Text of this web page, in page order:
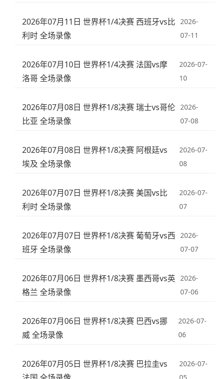
2026年07月11日 世界杯1/4决赛 西班牙vs比
利时 全场录像
2026-
07-11
2026年07月10日 世界杯1/4决赛 法国vs摩
洛哥 全场录像
2026-07-
10
2026年07月08日 世界杯1/8决赛 瑞士vs哥伦
比亚 全场录像
2026-
07-08
2026年07月08日 世界杯1/8决赛 阿根廷vs
埃及 全场录像
2026-07-
08
2026年07月07日 世界杯1/8决赛 美国vs比
利时 全场录像
2026-07-
07
2026年07月07日 世界杯1/8决赛 葡萄牙vs西
班牙 全场录像
2026-
07-07
2026年07月06日 世界杯1/8决赛 墨西哥vs英
格兰 全场录像
2026-
07-06
2026年07月06日 世界杯1/8决赛 巴西vs挪
威 全场录像
2026-07-
06
2026年07月05日 世界杯1/8决赛 巴拉圭vs
2026-07-